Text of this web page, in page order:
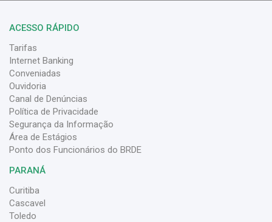
ACESSO RÁPIDO
Tarifas
Internet Banking
Conveniadas
Ouvidoria
Canal de Denúncias
Política de Privacidade
Segurança da Informação
Área de Estágios
Ponto dos Funcionários do BRDE
PARANÁ
Curitiba
Cascavel
Toledo